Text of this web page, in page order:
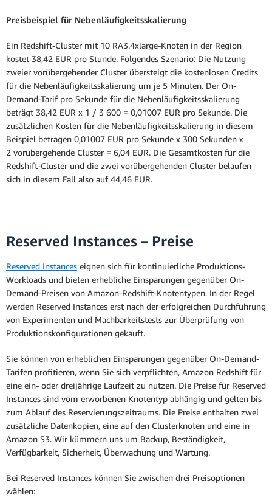
Preisbeispiel für Nebenläufigkeitsskalierung
Ein Redshift-Cluster mit 10 RA3.4xlarge-Knoten in der Region
kostet 38,42 EUR pro Stunde. Folgendes Szenario: Die Nutzung
zweier vorübergehender Cluster übersteigt die kostenlosen Credits
für die Nebenläufigkeitsskalierung um je 5 Minuten. Der On-
Demand-Tarif pro Sekunde für die Nebenläufigkeitsskalierung
beträgt 38,42 EUR x 1 / 3 600 = 0,01007 EUR pro Sekunde. Die
zusätzlichen Kosten für die Nebenläufigkeitsskalierung in diesem
Beispiel betragen 0,01007 EUR pro Sekunde x 300 Sekunden x
2 vorübergehende Cluster = 6,04 EUR. Die Gesamtkosten für die
Redshift-Cluster und die zwei vorübergehenden Cluster belaufen
sich in diesem Fall also auf 44,46 EUR.
Reserved Instances – Preise
Reserved Instances eignen sich für kontinuierliche Produktions-
Workloads und bieten erhebliche Einsparungen gegenüber On-
Demand-Preisen von Amazon-Redshift-Knotentypen. In der Regel
werden Reserved Instances erst nach der erfolgreichen Durchführung
von Experimenten und Machbarkeitstests zur Überprüfung von
Produktionskonfigurationen gekauft.
Sie können von erheblichen Einsparungen gegenüber On-Demand-
Tarifen profitieren, wenn Sie sich verpflichten, Amazon Redshift für
eine ein- oder dreijährige Laufzeit zu nutzen. Die Preise für Reserved
Instances sind vom erworbenen Knotentyp abhängig und gelten bis
zum Ablauf des Reservierungszeitraums. Die Preise enthalten zwei
zusätzliche Datenkopien, eine auf den Clusterknoten und eine in
Amazon S3. Wir kümmern uns um Backup, Beständigkeit,
Verfügbarkeit, Sicherheit, Überwachung und Wartung.
Bei Reserved Instances können Sie zwischen drei Preisoptionen
wählen: